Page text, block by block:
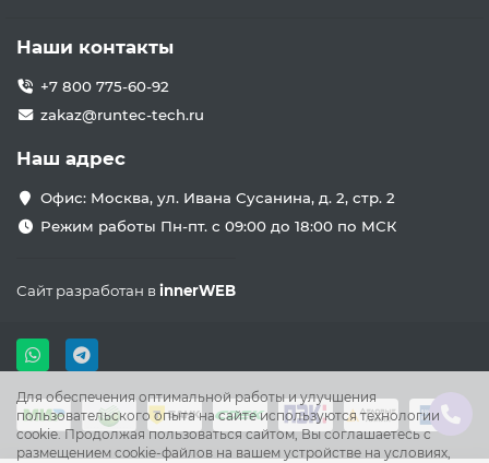
Для обеспечения оптимальной работы и улучшения
пользовательского опыта на сайте используются технологии
cookie. Продолжая пользоваться сайтом, Вы соглашаетесь с
размещением cookie-файлов на вашем устройстве на условиях,
Наши контакты
+7 800 775-60-92
zakaz@runtec-tech.ru
Наш адрес
Офис: Москва, ул. Ивана Сусанина, д. 2, стр. 2
Режим работы Пн-пт. с 09:00 до 18:00 по МСК
Сайт разработан вinnerWEB